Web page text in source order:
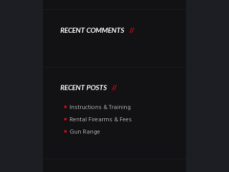
RECENT COMMENTS
RECENT POSTS
Instructions & Training
Rental Firearms & Fees
Gun Range